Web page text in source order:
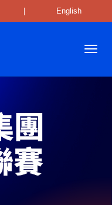
| English